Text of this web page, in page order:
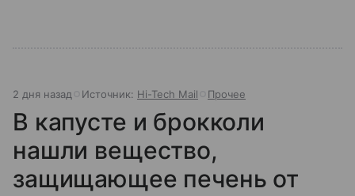
2 дня назад Источник: Hi-Tech Mail Прочее
В капусте и брокколи
нашли вещество,
защищающее печень от